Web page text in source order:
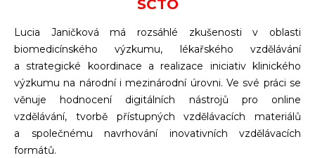
SCTO
Lucia Janičková má rozsáhlé zkušenosti v oblasti
biomedicínského výzkumu, lékařského vzdělávání
a strategické koordinace a realizace iniciativ klinického
výzkumu na národní i mezinárodní úrovni. Ve své práci se
věnuje hodnocení digitálních nástrojů pro online
vzdělávání, tvorbě přístupných vzdělávacích materiálů
a společnému navrhování inovativních vzdělávacích
formátů.